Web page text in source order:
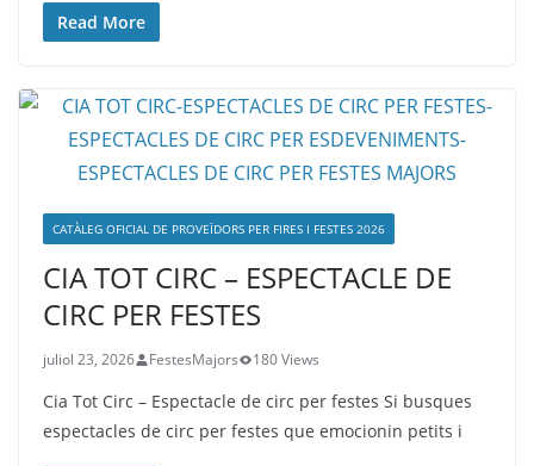
Read More
CATÀLEG OFICIAL DE PROVEÏDORS PER FIRES I FESTES 2026
CIA TOT CIRC – ESPECTACLE DE
CIRC PER FESTES
juliol 23, 2026 FestesMajors 180 Views
Cia Tot Circ – Espectacle de circ per festes Si busques
espectacles de circ per festes que emocionin petits i